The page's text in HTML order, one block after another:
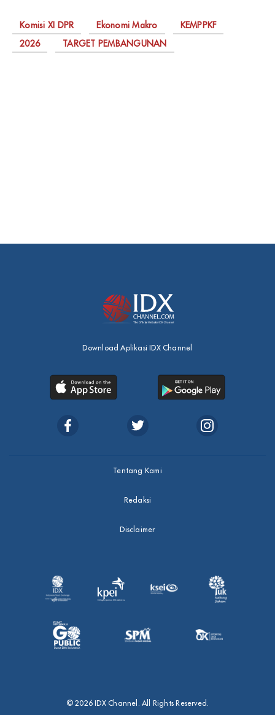
Komisi XI DPR Ekonomi Makro
KEMPPKF
2026
TARGET PEMBANGUNAN
Download Aplikasi IDX Channel
Tentang Kami
Redaksi
Disclaimer
© 2026 IDX Channel. All Rights Reserved.